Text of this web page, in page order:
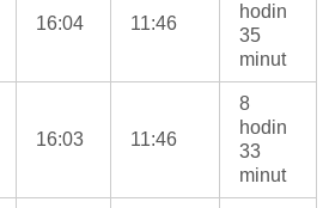
16:04 11:46
hodin
35
minut
16:03 11:46
8
hodin
33
minut